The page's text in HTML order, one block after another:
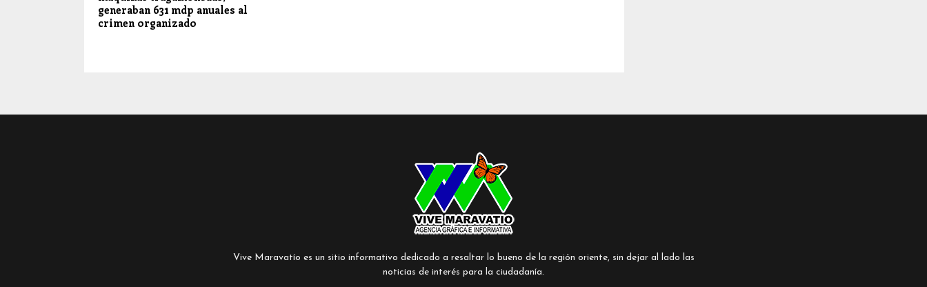
generaban 631 mdp anuales al
crimen organizado
Vive Maravatío es un sitio informativo dedicado a resaltar lo bueno de la región oriente, sin dejar al lado las
noticias de interés para la ciudadanía.